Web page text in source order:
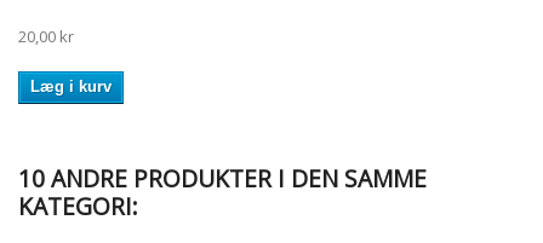
20,00 kr
Læg i kurv
10 ANDRE PRODUKTER I DEN SAMME
KATEGORI: